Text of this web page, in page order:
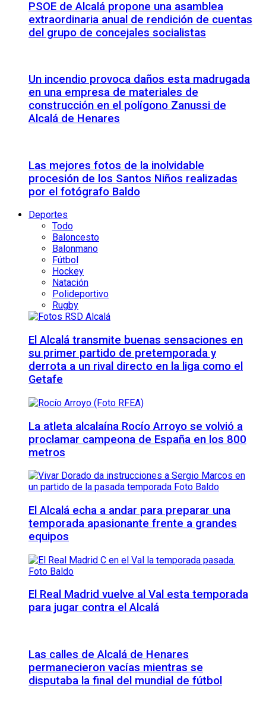
PSOE de Alcalá propone una asamblea
extraordinaria anual de rendición de cuentas
del grupo de concejales socialistas
Un incendio provoca daños esta madrugada
en una empresa de materiales de
construcción en el polígono Zanussi de
Alcalá de Henares
Las mejores fotos de la inolvidable
procesión de los Santos Niños realizadas
por el fotógrafo Baldo
Deportes
Todo
Baloncesto
Balonmano
Fútbol
Hockey
Natación
Polideportivo
Rugby
El Alcalá transmite buenas sensaciones en
su primer partido de pretemporada y
derrota a un rival directo en la liga como el
Getafe
La atleta alcalaína Rocío Arroyo se volvió a
proclamar campeona de España en los 800
metros
El Alcalá echa a andar para preparar una
temporada apasionante frente a grandes
equipos
El Real Madrid vuelve al Val esta temporada
para jugar contra el Alcalá
Las calles de Alcalá de Henares
permanecieron vacías mientras se
disputaba la final del mundial de fútbol